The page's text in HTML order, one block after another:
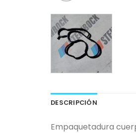
DESCRIPCIÓN
Empaquetadura